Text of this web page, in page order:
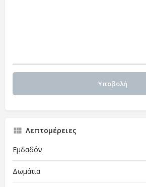
Λεπτομέρειες
Εμδαδόν
Δωμάτια